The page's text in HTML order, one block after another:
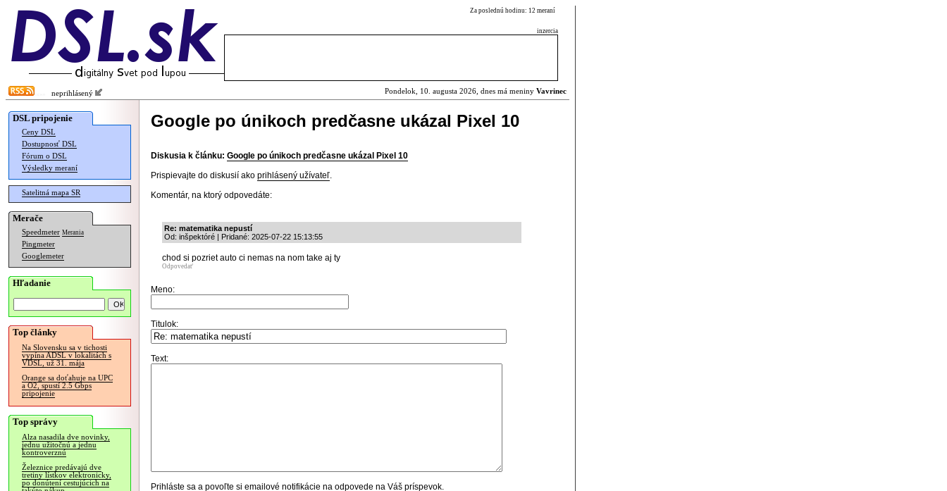
Za poslednú hodinu: 12 meraní
inzercia
neprihlásený Pondelok, 10. augusta 2026, dnes má meniny Vavrinec
DSL pripojenie
Ceny DSL
Dostupnosť DSL
Fórum o DSL
Výsledky meraní
Satelitná mapa SR
Merače
Speedmeter Merania
Pingmeter
Googlemeter
Hľadanie
Top články
Na Slovensku sa v tichosti
vypína ADSL v lokalitách s
VDSL, už 31. mája
Orange sa doťahuje na UPC
a O2, spustí 2.5 Gbps
pripojenie
Top správy
Alza nasadila dve novinky,
jednu užitočnú a jednu
kontroverznú
Železnice predávajú dve
tretiny lístkov elektronicky,
po donútení cestujúcich na
Google po únikoch predčasne ukázal Pixel 10
Diskusia k článku: Google po únikoch predčasne ukázal Pixel 10
Prispievajte do diskusií ako prihlásený užívateľ.
Komentár, na ktorý odpovedáte:
Re: matematika nepustí
Od: inšpektóré | Pridané: 2025-07-22 15:13:55
chod si pozriet auto ci nemas na nom take aj ty
Odpovedať
Meno:
Titulok:
Text:
Prihláste sa a povoľte si emailové notifikácie na odpovede na Váš príspevok.